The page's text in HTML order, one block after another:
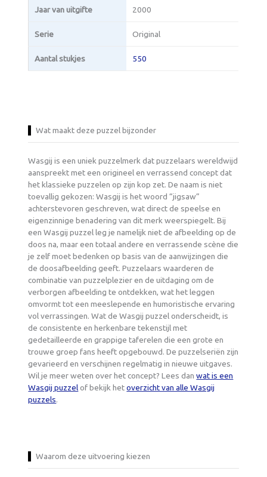
Jaar van uitgifte 2000
Serie Original
Aantal stukjes 550
Wat maakt deze puzzel bijzonder
Wasgij is een uniek puzzelmerk dat puzzelaars wereldwijd
aanspreekt met een origineel en verrassend concept dat
het klassieke puzzelen op zijn kop zet. De naam is niet
toevallig gekozen: Wasgij is het woord “jigsaw”
achterstevoren geschreven, wat direct de speelse en
eigenzinnige benadering van dit merk weerspiegelt. Bij
een Wasgij puzzel leg je namelijk niet de afbeelding op de
doos na, maar een totaal andere en verrassende scène die
je zelf moet bedenken op basis van de aanwijzingen die
de doosafbeelding geeft. Puzzelaars waarderen de
combinatie van puzzelplezier en de uitdaging om de
verborgen afbeelding te ontdekken, wat het leggen
omvormt tot een meeslepende en humoristische ervaring
vol verrassingen. Wat de Wasgij puzzel onderscheidt, is
de consistente en herkenbare tekenstijl met
gedetailleerde en grappige taferelen die een grote en
trouwe groep fans heeft opgebouwd. De puzzelseriën zijn
gevarieerd en verschijnen regelmatig in nieuwe uitgaves.
Wil je meer weten over het concept? Lees danwat is een
Wasgij puzzelof bekijk hetoverzicht van alle Wasgij
puzzels.
Waarom deze uitvoering kiezen